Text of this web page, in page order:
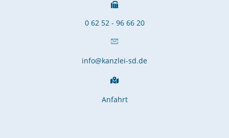
0 62 52 - 96 66 20
info@kanzlei-sd.de
Anfahrt